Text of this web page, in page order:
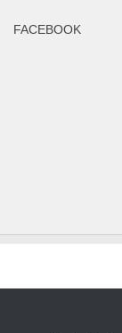
FACEBOOK